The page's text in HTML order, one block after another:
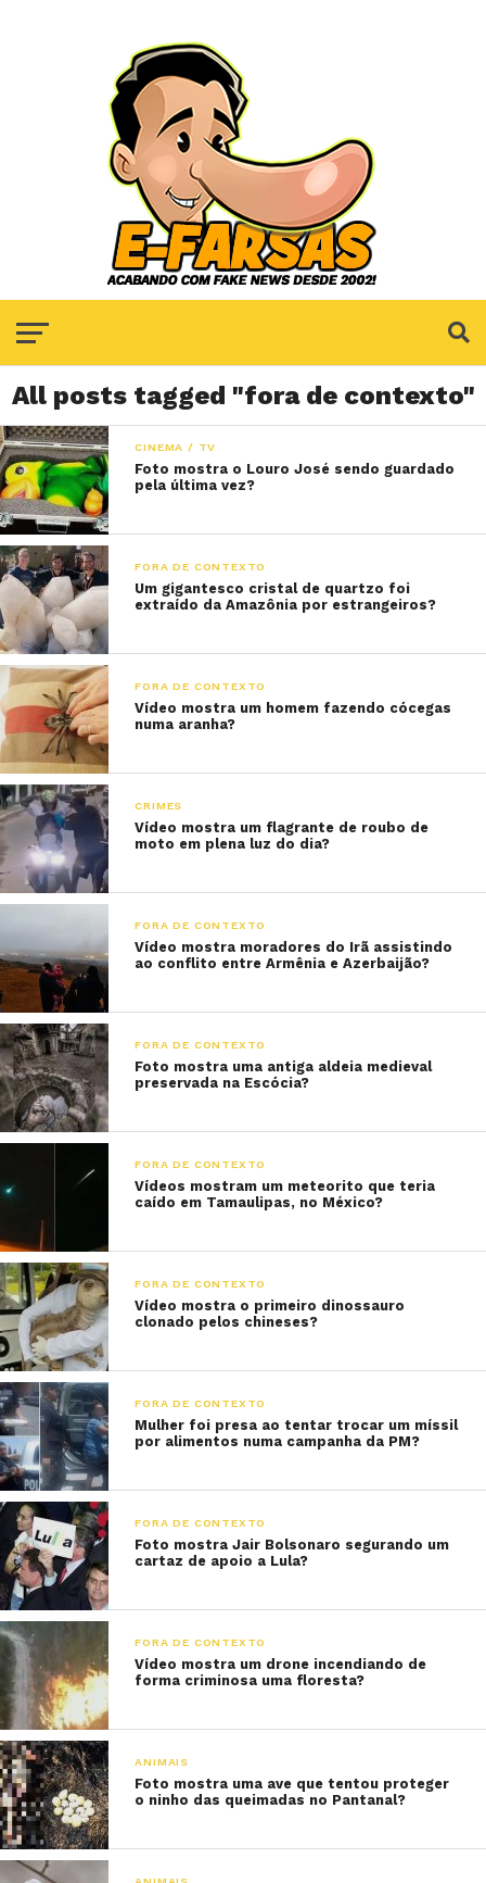
All posts tagged "fora de contexto"
CINEMA / TV
Foto mostra o Louro José sendo guardado
pela última vez?
FORA DE CONTEXTO
Um gigantesco cristal de quartzo foi
extraído da Amazônia por estrangeiros?
FORA DE CONTEXTO
Vídeo mostra um homem fazendo cócegas
numa aranha?
CRIMES
Vídeo mostra um flagrante de roubo de
moto em plena luz do dia?
FORA DE CONTEXTO
Vídeo mostra moradores do Irã assistindo
ao conflito entre Armênia e Azerbaijão?
FORA DE CONTEXTO
Foto mostra uma antiga aldeia medieval
preservada na Escócia?
FORA DE CONTEXTO
Vídeos mostram um meteorito que teria
caído em Tamaulipas, no México?
FORA DE CONTEXTO
Vídeo mostra o primeiro dinossauro
clonado pelos chineses?
FORA DE CONTEXTO
Mulher foi presa ao tentar trocar um míssil
por alimentos numa campanha da PM?
FORA DE CONTEXTO
Foto mostra Jair Bolsonaro segurando um
cartaz de apoio a Lula?
FORA DE CONTEXTO
Vídeo mostra um drone incendiando de
forma criminosa uma floresta?
ANIMAIS
Foto mostra uma ave que tentou proteger
o ninho das queimadas no Pantanal?